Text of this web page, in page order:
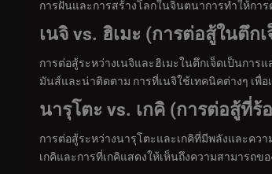
การฝันและการสร้างโลกในจินตนาการทำให้กา
เนจิ vs. ฮิเมะ (การต่อสู้ในตึกเ
การต่อสู้ระหว่างเนจิและฮิเมะในตึกเจ็ดเป็นกา
มันส์และน่าติดตาม การที่เนจิใช้เทคนิคต่างๆ เพื่
นารุโตะ vs. เกคิ (การต่อสู้ที่ร้
การต่อสู้ระหว่างนารุโตะและเกคิที่มีพลังและคว
เกคิและการที่เกคิแสดงให้เห็นถึงความสามารถข